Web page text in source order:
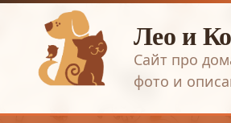
Лео и
Сайт про
фото и